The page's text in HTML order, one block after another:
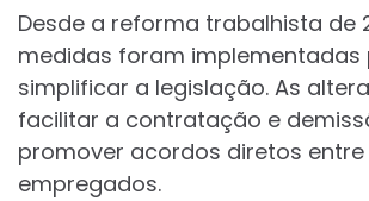
Desde a reforma trabalhista de
medidas foram implementadas
simplificar a legislação. As
facilitar a contratação e
promover acordos diretos
empregados.